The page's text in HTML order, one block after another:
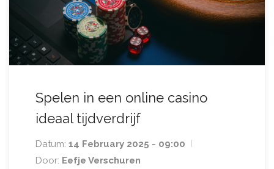
Spelen in een online casino
ideaal tijdverdrijf
Datum: 14 February 2025 - 09:00
Door: Eefje Verschuren